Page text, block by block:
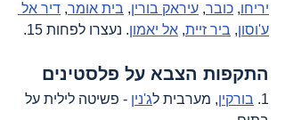
יריחו, כובר, עיראק בורין, בית אומר, דיר אל
ע'וסון, ביר זיית, אל יאמון. נעצרו לפחות 15.
התקפות הצבא על פלסטינים
1. בורקין, מערבית לג'נין - פשיטה לילית על